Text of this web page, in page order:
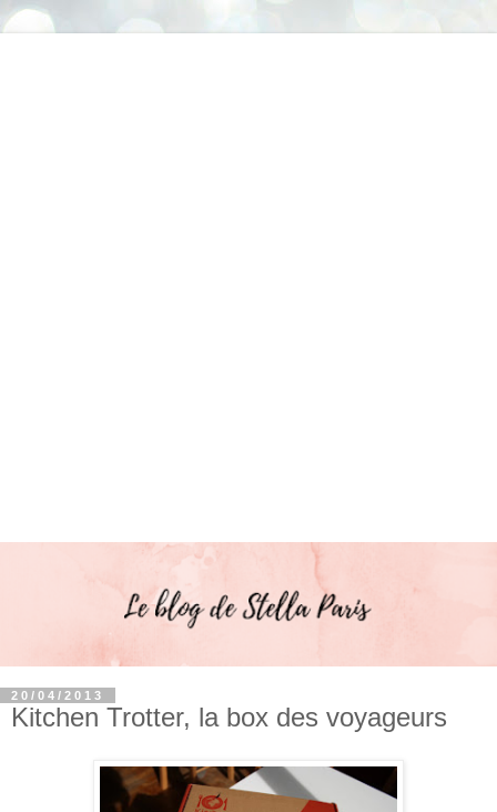
20/04/2013
Kitchen Trotter, la box des voyageurs